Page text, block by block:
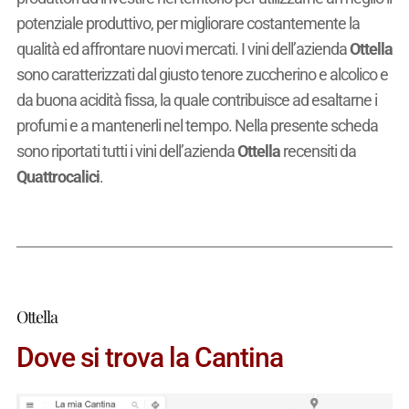
potenziale produttivo, per migliorare costantemente la
qualità ed affrontare nuovi mercati. I vini dell’aziendaOttella
sono caratterizzati dal giusto tenore zuccherino e alcolico e
da buona acidità fissa, la quale contribuisce ad esaltarne i
profumi e a mantenerli nel tempo. Nella presente scheda
sono riportati tutti i vini dell’aziendaOttellarecensiti da
Quattrocalici.
Ottella
Dove si trova la Cantina